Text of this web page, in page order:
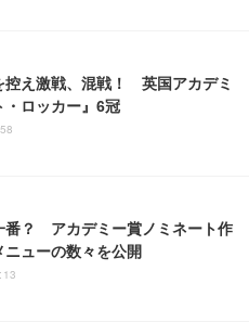
控え激戦、混戦！ 英国アカデミ
・ロッカー』6冠
番？ アカデミー賞ノミネート作
ューの数々を公開